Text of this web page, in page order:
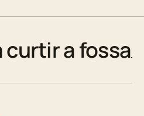
curtir a fossa